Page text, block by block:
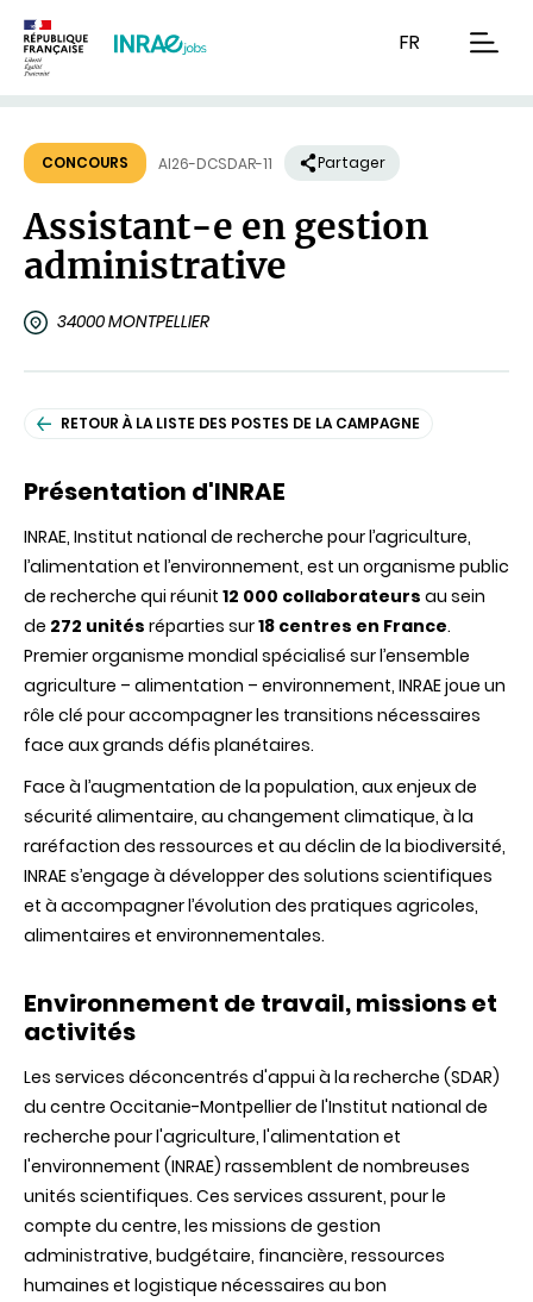
FR
CONCOURS AI26-DCSDAR-11 Partager
Assistant-e en gestion
administrative
34000 MONTPELLIER
RETOUR À LA LISTE DES POSTES DE LA CAMPAGNE
Présentation d'INRAE
INRAE, Institut national de recherche pour l’agriculture,
l’alimentation et l’environnement, est un organisme public
de recherche qui réunit 12 000 collaborateurs au sein
de 272 unités réparties sur18 centres en France.
Premier organisme mondial spécialisé sur l’ensemble
agriculture – alimentation – environnement, INRAE joue un
rôle clé pour accompagner les transitions nécessaires
face aux grands défis planétaires.
Face à l’augmentation de la population, aux enjeux de
sécurité alimentaire, au changement climatique, à la
raréfaction des ressources et au déclin de la biodiversité,
INRAE s’engage à développer des solutions scientifiques
et à accompagner l’évolution des pratiques agricoles,
alimentaires et environnementales.
Environnement de travail, missions et
activités
Les services déconcentrés d'appui à la recherche (SDAR)
du centre Occitanie-Montpellier de l'Institut national de
recherche pour l'agriculture, l'alimentation et
l'environnement (INRAE) rassemblent de nombreuses
unités scientifiques. Ces services assurent, pour le
compte du centre, les missions de gestion
administrative, budgétaire, financière, ressources
humaines et logistique nécessaires au bon